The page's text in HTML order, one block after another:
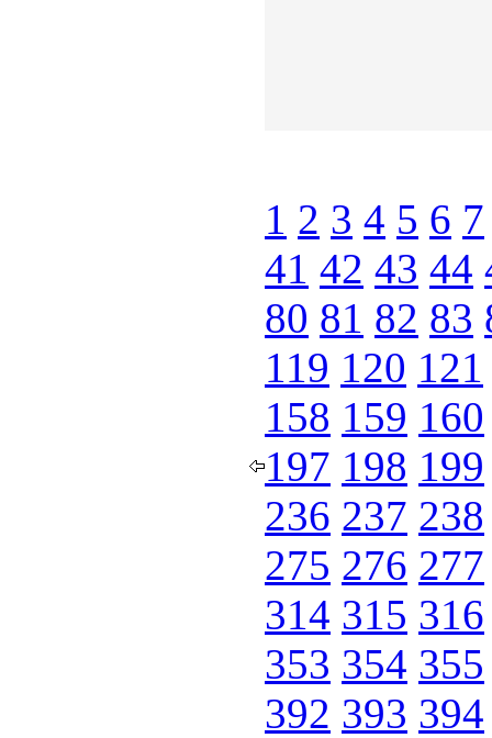
1 2 3 4 5 6 7
41 42 43 44
80 81 82 83
119 120 121
158 159 160
197 198 199
236 237 238
275 276 277
314 315 316
353 354 355
392 393 394